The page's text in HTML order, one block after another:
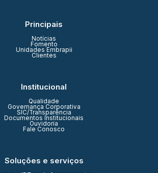
Principais
Notícias
Fomento
Unidades Embrapii
Clientes
Institucional
Qualidade
Governança Corporativa
SIC/Transparência
Documentos Institucionais
Ouvidoria
Fale Conosco
Soluções e serviços